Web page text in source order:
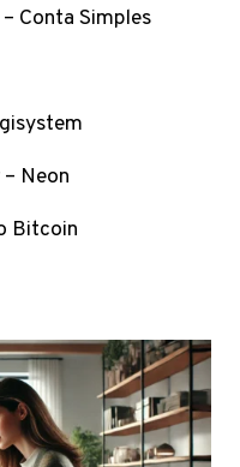
Conta Simples
Neon
Bitcoin